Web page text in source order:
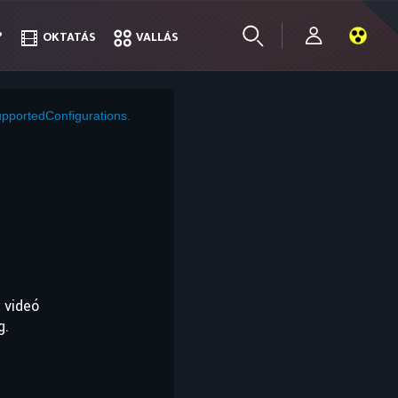
OKTATÁS VALLÁS
OKTATÁS VALLÁS